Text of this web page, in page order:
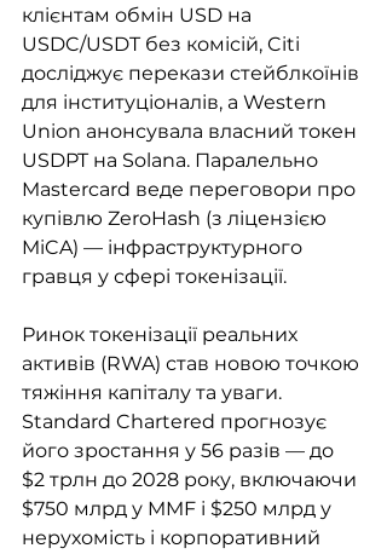
клієнтам обмін USD на
USDC/USDT без комісій, Citi
досліджує перекази стейблкоїнів
для інституціоналів, а Western
Union анонсувала власний токен
USDPT на Solana. Паралельно
Mastercard веде переговори про
купівлю ZeroHash (з ліцензією
MiCA) — інфраструктурного
гравця у сфері токенізації.
Ринок токенізації реальних
активів (RWA) став новою точкою
тяжіння капіталу та уваги.
Standard Chartered прогнозує
його зростання у 56 разів — до
$2 трлн до 2028 року, включаючи
$750 млрд у MMF і $250 млрд у
нерухомість і корпоративний